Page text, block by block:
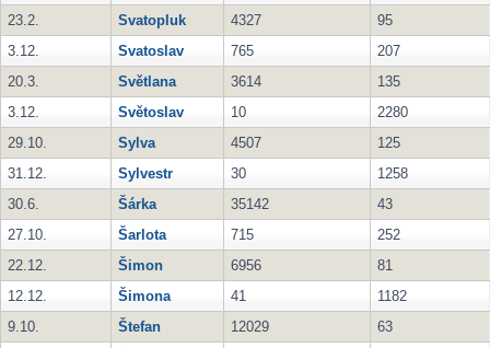
23.2.
Svatopluk 4327
95
3.12.
Svatoslav 765
207
20.3.
Světlana 3614
135
3.12.
Světoslav 10
2280
29.10.
Sylva 4507
125
31.12.
Sylvestr 30
1258
30.6.
Šárka 35142
43
27.10.
Šarlota 715
252
22.12.
Šimon 6956
81
12.12.
Šimona 41
1182
9.10.
Štefan 12029
63